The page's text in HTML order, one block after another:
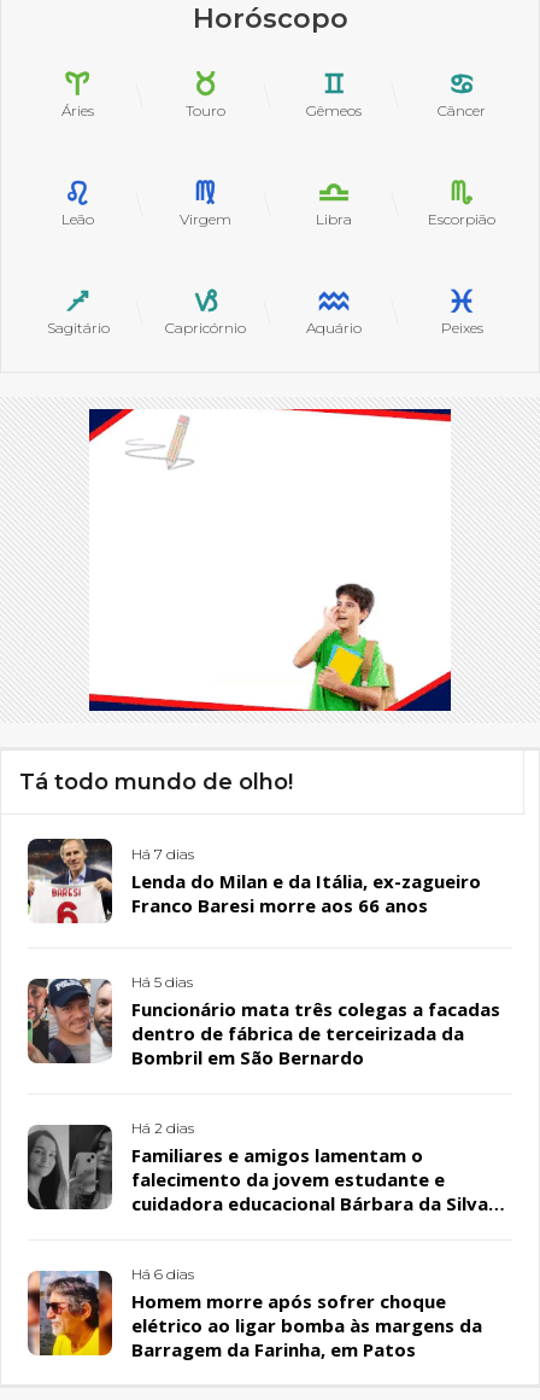
Horóscopo
Áries Touro Gêmeos Câncer
Leão Virgem Libra Escorpião
Sagitário Capricórnio Aquário Peixes
Tá todo mundo de olho!
Há 7 dias
Lenda do Milan e da Itália, ex-zagueiro
Franco Baresi morre aos 66 anos
Há 5 dias
Funcionário mata três colegas a facadas
dentro de fábrica de terceirizada da
Bombril em São Bernardo
Há 2 dias
Familiares e amigos lamentam o
falecimento da jovem estudante e
cuidadora educacional Bárbara da Silva
Há 6 dias
Homem morre após sofrer choque
elétrico ao ligar bomba às margens da
Barragem da Farinha, em Patos